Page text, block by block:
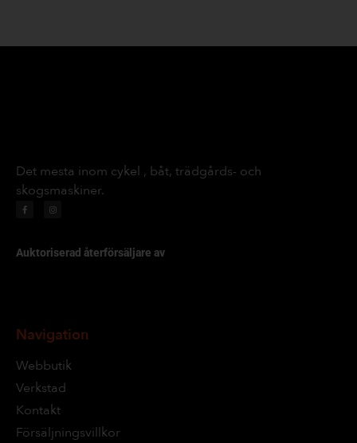
Det mesta inom cykel , båt, trädgårds- och
skogsmaskiner.
Auktoriserad återförsäljare av
Navigation
Webbutik
Verkstad
Kontakt
Försäljningsvillkor